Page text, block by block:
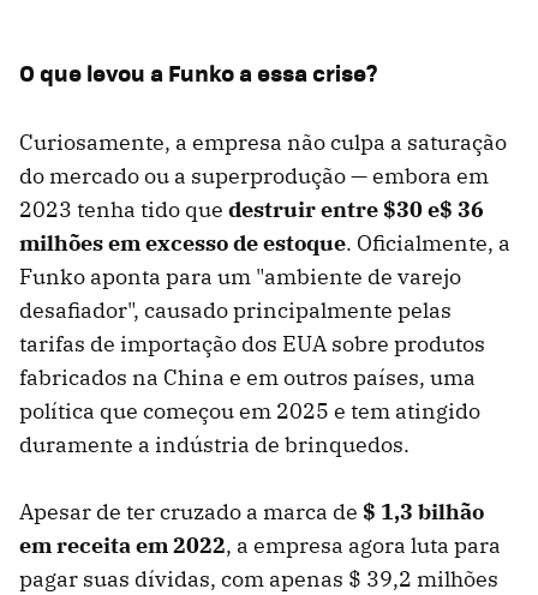
O que levou a Funko a essa crise?
Curiosamente, a empresa não culpa a saturação
do mercado ou a superprodução — embora em
2023 tenha tido que destruir entre $30 e$ 36
milhões em excesso de estoque. Oficialmente, a
Funko aponta para um "ambiente de varejo
desafiador", causado principalmente pelas
tarifas de importação dos EUA sobre produtos
fabricados na China e em outros países, uma
política que começou em 2025 e tem atingido
duramente a indústria de brinquedos.
Apesar de ter cruzado a marca de $ 1,3 bilhão
em receita em 2022, a empresa agora luta para
pagar suas dívidas, com apenas $ 39,2 milhões